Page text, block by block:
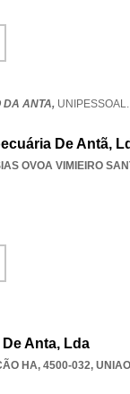
DA ANTA, UNIPESSOAL
De Antã,
OVOA VIMIEIRO
Anta, Lda
HA, 4500-032,